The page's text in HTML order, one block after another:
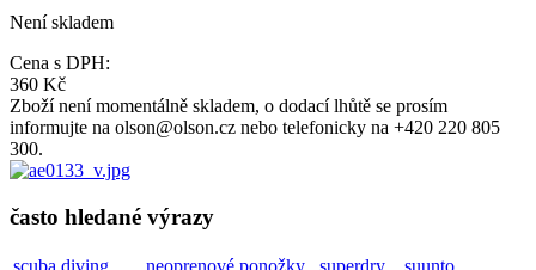
Není skladem
Cena s DPH:
360 Kč
Zboží není momentálně skladem, o dodací lhůtě se prosím
informujte na olson@olson.cz nebo telefonicky na +420 220 805
300.
často hledané výrazy